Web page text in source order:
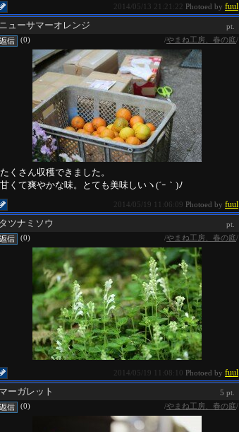
2014/05/13 21:21:22 Photoed by fuul
ニューサマーオレンジ
pt.
(0)
/やまね工房、春の庭/
たくさん収穫できました。
甘くて爽やかな味。とても美味しいヽ(´ｰ｀)ﾉ
2014/05/19 11:06:09 Photoed by fuul
タツナミソウ
pt.
(0)
/やまね工房、春の庭/
2014/05/19 11:08:10 Photoed by fuul
マーガレット
5 pt.
(0)
/やまね工房、春の庭/